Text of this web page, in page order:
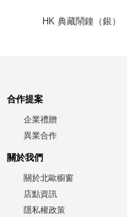
HK 典藏鬧鐘（銀）
合作提案
企業禮贈
異業合作
關於我們
關於北歐櫥窗
店點資訊
隱私權政策